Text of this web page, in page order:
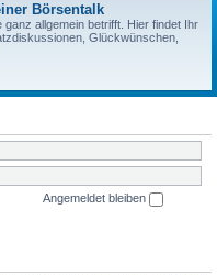
Börsentalk
allgemein betrifft. Hier findet Ihr
Glückwünschen,
Angemeldet bleiben